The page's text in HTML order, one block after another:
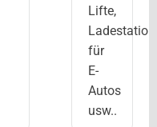
Lifte,
für
E-
Autos
usw..